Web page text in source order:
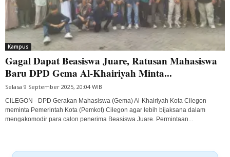
Kampus
Gagal Dapat Beasiswa Juare, Ratusan Mahasiswa
Baru DPD Gema Al-Khairiyah Minta...
Selasa 9 September 2025, 20:04 WIB
CILEGON - DPD Gerakan Mahasiswa (Gema) Al-Khairiyah Kota Cilegon
meminta Pemerintah Kota (Pemkot) Cilegon agar lebih bijaksana dalam
mengakomodir para calon penerima Beasiswa Juare. Permintaan...